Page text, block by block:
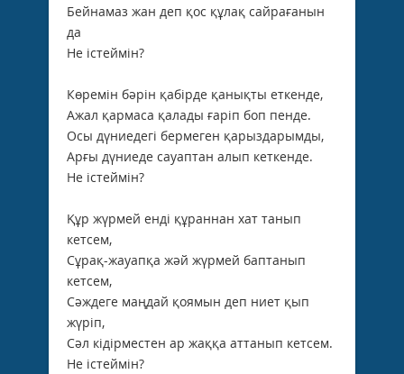
Бейнамаз жан деп қос құлақ сайрағанын
да
Не істеймін?
Көремін бәрін қабірде қанықты еткенде,
Ажал қармаса қалады ғаріп боп пенде.
Осы дүниедегі бермеген қарыздарымды,
Арғы дүниеде сауаптан алып кеткенде.
Не істеймін?
Құр жүрмей енді құраннан хат танып
кетсем,
Сұрақ-жауапқа жәй жүрмей баптанып
кетсем,
Сәждеге маңдай қоямын деп ниет қып
жүріп,
Сәл кідірместен ар жаққа аттанып кетсем.
Не істеймін?